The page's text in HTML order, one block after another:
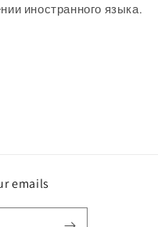
иностранного языка.
emails